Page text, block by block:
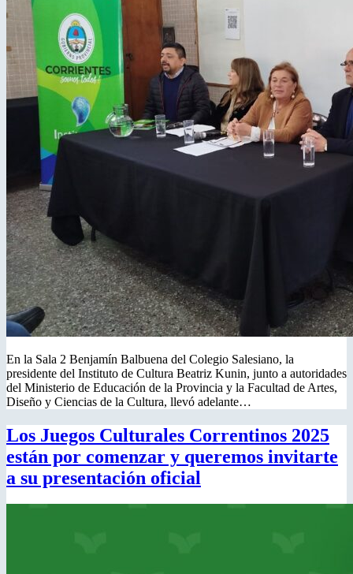
En la Sala 2 Benjamín Balbuena del Colegio Salesiano, la
presidente del Instituto de Cultura Beatriz Kunin, junto a autoridades
del Ministerio de Educación de la Provincia y la Facultad de Artes,
Diseño y Ciencias de la Cultura, llevó adelante…
Los Juegos Culturales Correntinos 2025
están por comenzar y queremos invitarte
a su presentación oficial